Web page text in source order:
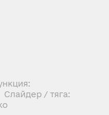
Слайдер / тяга: